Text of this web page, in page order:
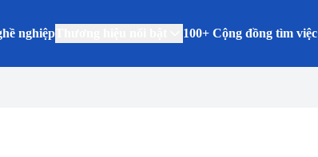
nghiệp 100+ Cộng đồng tìm việc